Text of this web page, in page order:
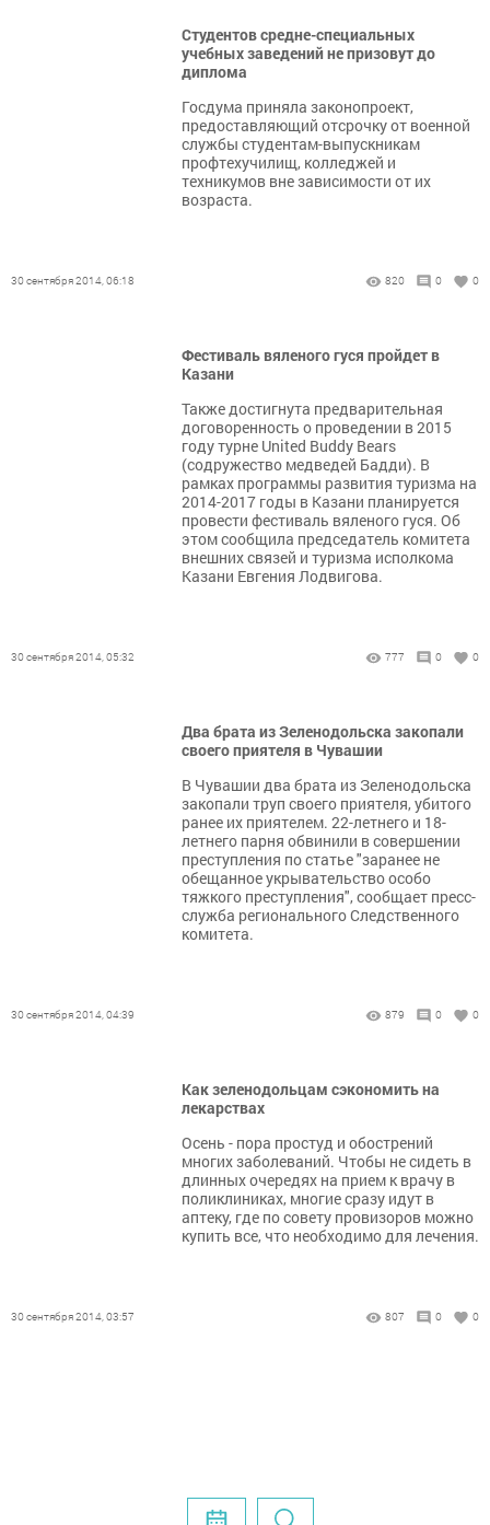
Студентов средне-специальных
учебных заведений не призовут до
диплома
Госдума приняла законопроект,
предоставляющий отсрочку от военной
службы студентам-выпускникам
профтехучилищ, колледжей и
техникумов вне зависимости от их
возраста.
30 сентября 2014, 06:18 820 0 0
Фестиваль вяленого гуся пройдет в
Казани
Также достигнута предварительная
договоренность о проведении в 2015
году турне United Buddy Bears
(содружество медведей Бадди). В
рамках программы развития туризма на
2014-2017 годы в Казани планируется
провести фестиваль вяленого гуся. Об
этом сообщила председатель комитета
внешних связей и туризма исполкома
Казани Евгения Лодвигова.
30 сентября 2014, 05:32 777 0 0
Два брата из Зеленодольска закопали
своего приятеля в Чувашии
В Чувашии два брата из Зеленодольска
закопали труп своего приятеля, убитого
ранее их приятелем. 22-летнего и 18-
летнего парня обвинили в совершении
преступления по статье "заранее не
обещанное укрывательство особо
тяжкого преступления", сообщает пресс-
служба регионального Следственного
комитета.
30 сентября 2014, 04:39 879 0 0
Как зеленодольцам сэкономить на
лекарствах
Осень - пора простуд и обострений
многих заболеваний. Чтобы не сидеть в
длинных очередях на прием к врачу в
поликлиниках, многие сразу идут в
аптеку, где по совету провизоров можно
купить все, что необходимо для лечения.
30 сентября 2014, 03:57 807 0 0